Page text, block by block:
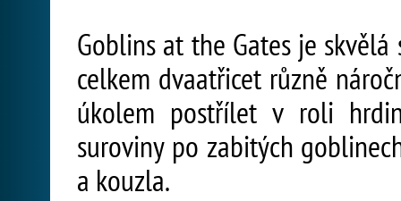
Goblins at the Gates je
celkem dvaatřicet různě
úkolem postřílet v roli
suroviny po zabitých
a kouzla.